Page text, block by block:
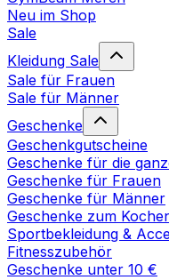
Neu im Shop
Sale
Kleidung Sale
Sale für Frauen
Sale für Männer
Geschenke
Geschenkgutscheine
Geschenke für die
Geschenke für Frauen
Geschenke für Männer
Geschenke zum
Sportbekleidung &
Fitnesszubehör
Geschenke unter 10 €